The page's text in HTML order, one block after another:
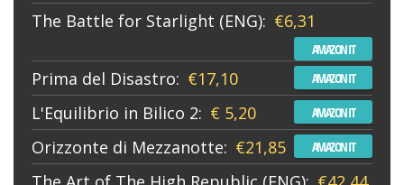
The Battle for Starlight (ENG): €6,31
AMAZON IT
Prima del Disastro: €17,10 AMAZON IT
L'Equilibrio in Bilico 2: € 5,20 AMAZON IT
Orizzonte di Mezzanotte: €21,85 AMAZON IT